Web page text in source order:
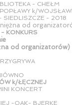
- CHEŁM
k/
SIEDLISZCZE - 2018
od
RODZIN -
od organizatorów)
k/ŁĘCZNEJ
KONCERT
-OAK- BJERKE